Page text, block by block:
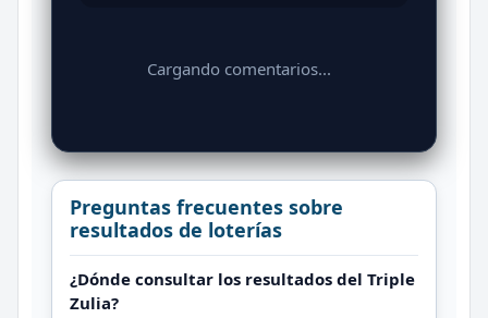
Cargando comentarios...
Preguntas frecuentes sobre
resultados de loterías
¿Dónde consultar los resultados del Triple
Zulia?